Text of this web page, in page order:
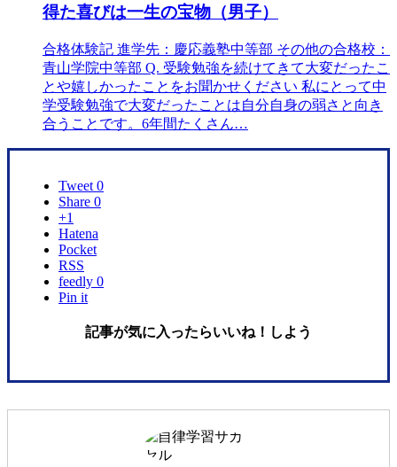
得た喜びは一生の宝物（男子）
合格体験記 進学先：慶応義塾中等部 その他の合格校：
青山学院中等部 Q. 受験勉強を続けてきて大変だったこ
とや嬉しかったことをお聞かせください 私にとって中
学受験勉強で大変だったことは自分自身の弱さと向き
合うことです。6年間たくさん…
Tweet 0
Share 0
+1
Hatena
Pocket
RSS
feedly 0
Pin it
記事が気に入ったらいいね！しよう